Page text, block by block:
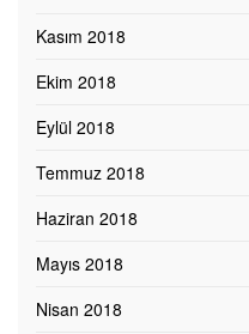
Kasım 2018
Ekim 2018
Eylül 2018
Temmuz 2018
Haziran 2018
Mayıs 2018
Nisan 2018